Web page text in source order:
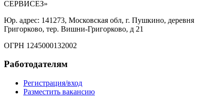
СЕРВИСЕЗ»
Юр. адрес: 141273, Московская обл, г. Пушкино, деревня
Григорково, тер. Вишни-Григорково, д 21
ОГРН 1245000132002
Работодателям
Регистрация/вход
Разместить вакансию